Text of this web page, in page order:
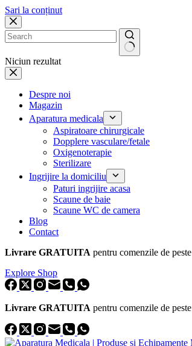
Sari la conținut
Niciun rezultat
Despre noi
Magazin
Aparatura medicala
Aspiratoare chirurgicale
Dopplere vasculare/fetale
Oxigenoterapie
Sterilizare
Ingrijire la domiciliu
Paturi ingrijire acasa
Scaune de baie
Scaune WC de camera
Blog
Contact
Livrare GRATUITA pentru comenzile de peste
Explore Shop
Livrare GRATUITA pentru comenzile de peste